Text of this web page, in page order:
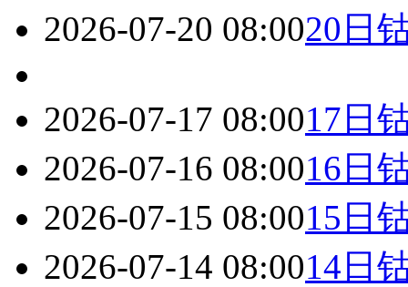
2026-07-20 08:0020日
2026-07-17 08:0017日
2026-07-16 08:0016日
2026-07-15 08:0015日
2026-07-14 08:0014日